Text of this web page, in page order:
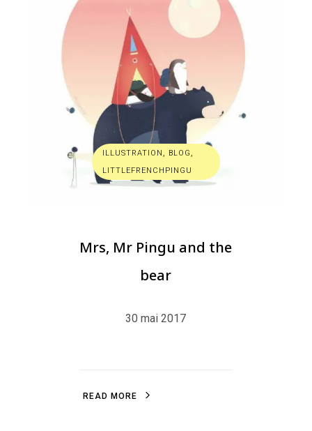
ILLUSTRATION, BLOG,
LITTLEFRENCHPINGU
Mrs, Mr Pingu and the
bear
30 mai 2017
R EA D M O R E